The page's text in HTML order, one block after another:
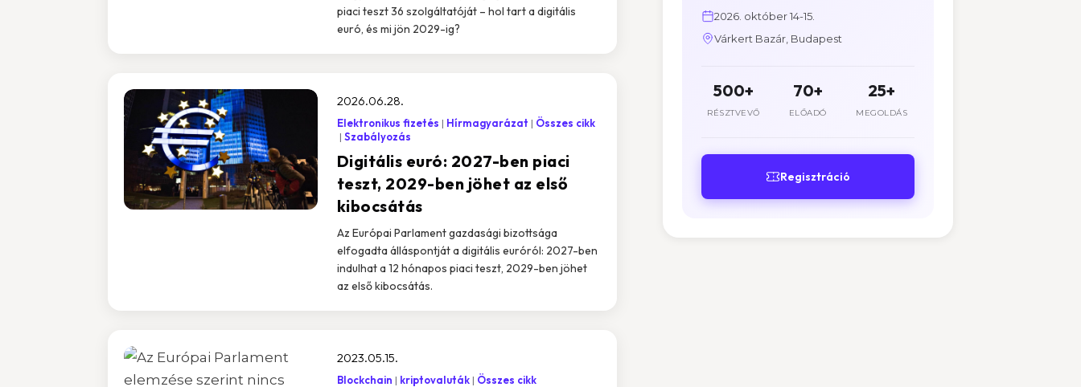
piaci teszt 36 szolgáltatóját – hol tart a digitális
euró, és mi jön 2029-ig?
Digitális euró: 2027-ben piaci
teszt, 2029-ben jöhet az első
kibocsátás
2026.06.28.
Elektronikus fizetés Hírmagyarázat
Összes cikk
Szabályozás
Az Európai Parlament gazdasági bizottsága
elfogadta álláspontját a digitális euróról: 2027-ben
indulhat a 12 hónapos piaci teszt, 2029-ben jöhet
az első kibocsátás.
2023.05.15.
Blockchain kriptovaluták Összes cikk
2026. október 14-15.
Várkert Bazár, Budapest
500+
RÉSZTVEVŐ
70+
ELŐADÓ
25+
MEGOLDÁS
Regisztráció